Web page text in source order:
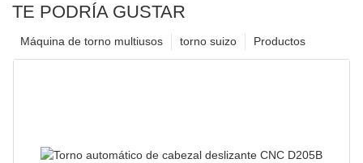
TE PODRÍA GUSTAR
Productos
torno suizo
Máquina de torno multiusos